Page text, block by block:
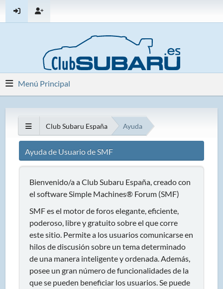
Menú Principal
Club Subaru España Ayuda
Ayuda de Usuario de SMF
Bienvenido/a a Club Subaru España, creado con
el software Simple Machines® Forum (SMF)
SMF es el motor de foros elegante, eficiente,
poderoso, libre y gratuito sobre el que corre
este sitio. Permite a los usuarios comunicarse en
hilos de discusión sobre un tema determinado
de una manera inteligente y ordenada. Además,
posee un gran número de funcionalidades de la
que se pueden beneficiar los usuarios. Se puede